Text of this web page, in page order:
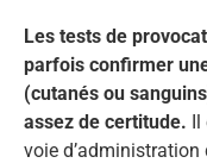
Les tests de
parfois confirmer
(cutanés ou
assez de certitude. Il
voie d’administration